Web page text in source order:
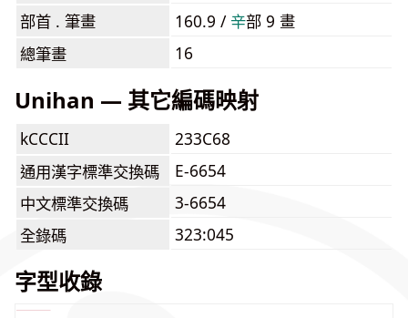
部首 . 筆畫
160.9 / ⾟部 9 畫
總筆畫
16
Unihan — 其它編碼映射
kCCCII
233C68
通用漢字標準交換碼
E-6654
中文標準交換碼
3-6654
全錄碼
323:045
字型收錄